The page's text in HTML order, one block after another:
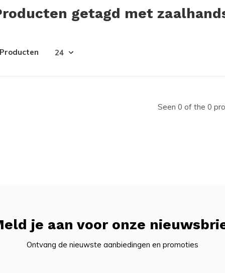
getagd met
Seen 0 of the 0
je aan voor onze
Ontvang de nieuwste aanbiedingen en promoties